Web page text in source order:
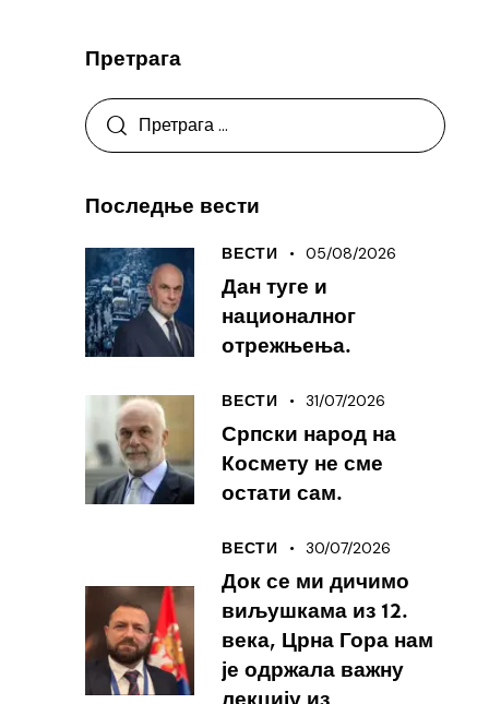
Претрага
Последње вести
ВЕСТИ 05/08/2026
Дан туге и
националног
отрежњења.
ВЕСТИ 31/07/2026
Српски народ на
Космету не сме
остати сам.
ВЕСТИ 30/07/2026
Док се ми дичимо
виљушкама из 12.
века, Црна Гора нам
је одржала важну
лекцију из